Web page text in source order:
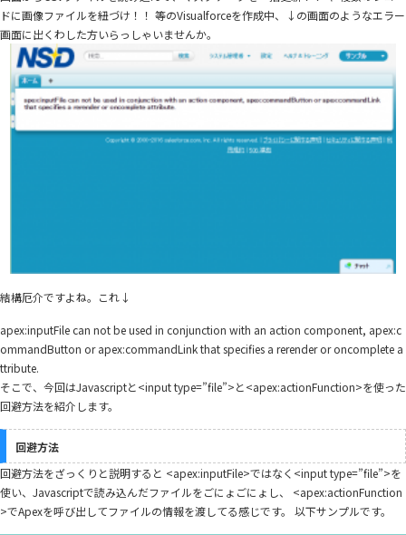
ドに画像ファイルを紐づけ！！ 等のVisualforceを作成中、↓の画面のようなエラー
画面に出くわした方いらっしゃいませんか。
結構厄介ですよね。これ↓
apex:inputFile can not be used in conjunction with an action component, apex:c
ommandButton or apex:commandLink that specifies a rerender or oncomplete a
ttribute.
そこで、今回はJavascriptと<input type=”file”>と<apex:actionFunction>を使った
回避方法を紹介します。
回避方法
回避方法をざっくりと説明すると <apex:inputFile>ではなく<input type=”file”>を
使い、Javascriptで読み込んだファイルをごにょごにょし、 <apex:actionFunction
>でApexを呼び出してファイルの情報を渡してる感じです。 以下サンプルです。